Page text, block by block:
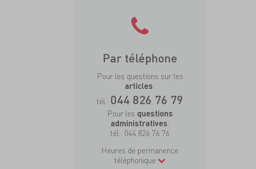
Par téléphone
Pour les questions sur les
articles:
tél.: 044 826 76 79
Pour les questions
administratives:
tél.: 044 826 76 76
Heures de permanence
téléphonique